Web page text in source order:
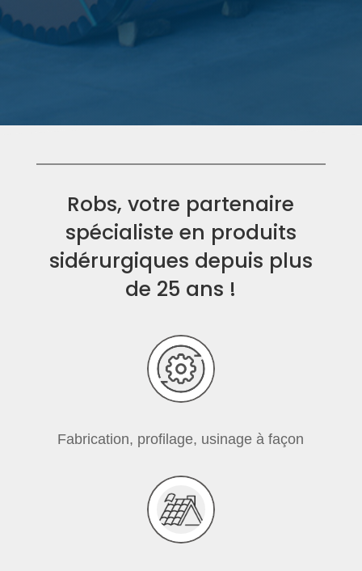
Robs, votre partenaire
spécialiste en produits
sidérurgiques depuis plus
de 25 ans !
Fabrication, profilage, usinage à façon